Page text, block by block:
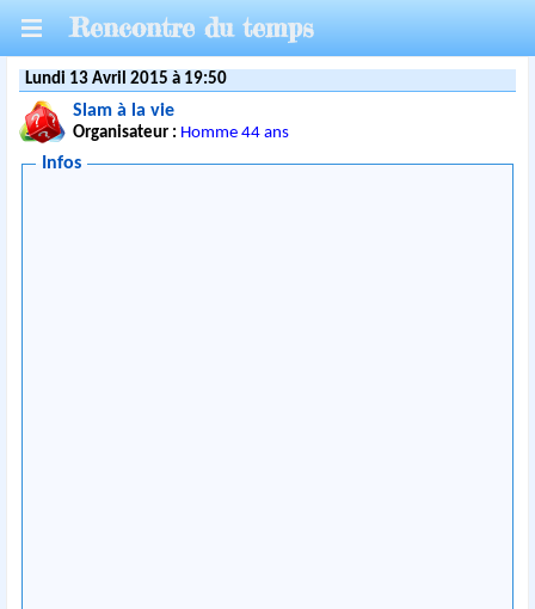
Rencontre du temps
Lundi 13 Avril 2015 à 19:50
Slam à la vie
Organisateur : Homme 44 ans
Infos